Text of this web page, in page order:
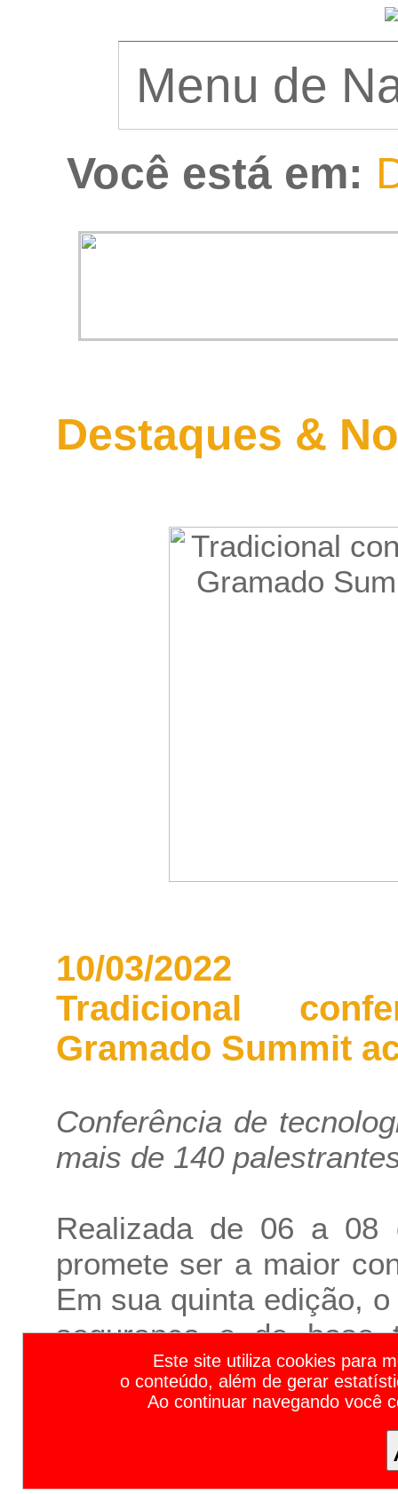
Este site utiliza cookies para
o conteúdo, além de gerar
Ao continuar navegando você
Você está em:
Destaques &
10/03/2022
Tradicional
Gramado Summit
Conferência de
mais de 140
Realizada de 06 a 08
promete ser a maior
Em sua quinta edição,
segurança e de base
ambiente seguro e,
que os participantes
networking de qualidade.